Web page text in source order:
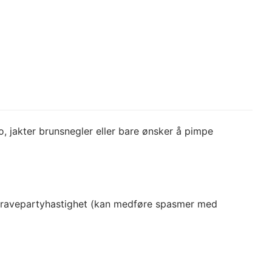
brunsnegler eller bare ønsker å pimpe
(kan medføre spasmer med